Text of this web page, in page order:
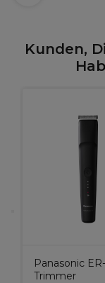
Kunden,
Panasonic
Trimmer